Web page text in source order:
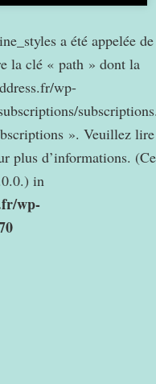
a été appelée de
la clé « path » dont la
wp-
». Veuillez lire
plus d’informations. (Ce
in
wp-